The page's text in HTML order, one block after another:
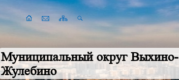
Муниципальный округ Выхино-
Жулебино